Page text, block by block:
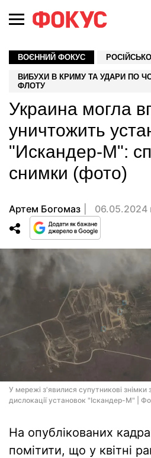
ВОЄННИЙ ФОКУС
ВИБУХИ В КРИМУ ТА УДАРИ ПО
ФЛОТУ
Украина могла
уничтожить
"Искандер-М":
снимки (фото)
Артем Богомаз 06.05.2024
У мережі з'явилися супутникові знімки
дислокації установок "Іскандер-М" |
На опублікованих
помітити, що у квітні